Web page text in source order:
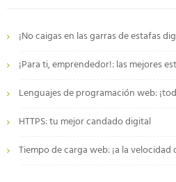
¡No caigas en las garras de estafas
¡Para ti, emprendedor!: las mejores
Lenguajes de programación web:
HTTPS: tu mejor candado digital
Tiempo de carga web: ¡a la velocidad